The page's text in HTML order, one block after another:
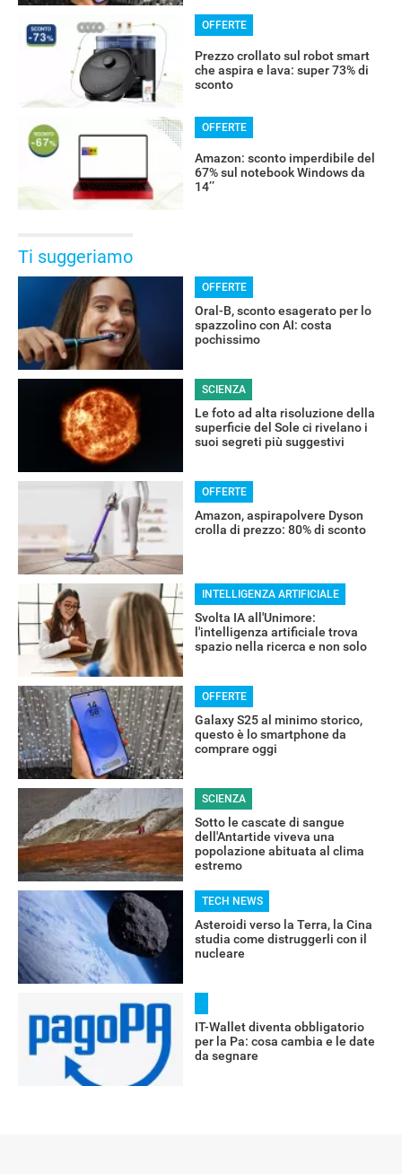
RECENSIONI
OFFERTE
Prezzo crollato sul robot smart
che aspira e lava: super 73% di
sconto
OFFERTE
Amazon: sconto imperdibile del
67% sul notebook Windows da
14’’
Ti suggeriamo
OFFERTE
Oral-B, sconto esagerato per lo
spazzolino con AI: costa
pochissimo
SCIENZA
Le foto ad alta risoluzione della
superficie del Sole ci rivelano i
suoi segreti più suggestivi
OFFERTE
Amazon, aspirapolvere Dyson
crolla di prezzo: 80% di sconto
INTELLIGENZA ARTIFICIALE
Svolta IA all'Unimore:
l'intelligenza artificiale trova
spazio nella ricerca e non solo
OFFERTE
Galaxy S25 al minimo storico,
questo è lo smartphone da
comprare oggi
SCIENZA
Sotto le cascate di sangue
dell'Antartide viveva una
popolazione abituata al clima
estremo
TECH NEWS
Asteroidi verso la Terra, la Cina
studia come distruggerli con il
nucleare
IT-Wallet diventa obbligatorio
per la Pa: cosa cambia e le date
da segnare